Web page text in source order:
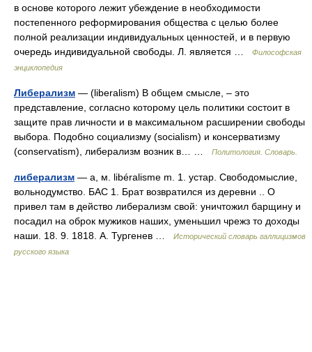
в основе которого лежит убеждение в необходимости
постепенного реформирования общества с целью более
полной реализации индивидуальных ценностей, и в первую
очередь индивидуальной свободы. Л. является …
Философская
энциклопедия
Либерализм — (liberalism) В общем смысле, – это
представление, согласно которому цель политики состоит в
защите прав личности и в максимальном расширении свободы
выбора. Подобно социализму (socialism) и консерватизму
(conservatism), либерализм возник в… …
Политология. Словарь.
либерализм — а, м. libéralisme m. 1. устар. Свободомыслие,
вольнодумство. БАС 1. Брат возвратился из деревни .. О
привел там в действо либерализм свой: уничтожил барщину и
посадил на оброк мужиков наших, уменьшил чрежз то доходы
наши. 18. 9. 1818. А. Тургенев …
Исторический словарь галлицизмов
русского языка